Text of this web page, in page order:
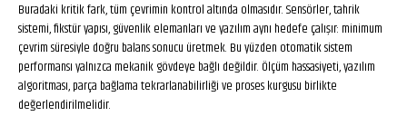
Buradaki kritik fark, tüm çevrimin kontrol altında olmasıdır. Sensörler, tahrik
sistemi, fikstür yapısı, güvenlik elemanları ve yazılım aynı hedefe çalışır: minimum
çevrim süresiyle doğru balans sonucu üretmek. Bu yüzden otomatik sistem
performansı yalnızca mekanik gövdeye bağlı değildir. Ölçüm hassasiyeti, yazılım
algoritması, parça bağlama tekrarlanabilirliği ve proses kurgusu birlikte
değerlendirilmelidir.